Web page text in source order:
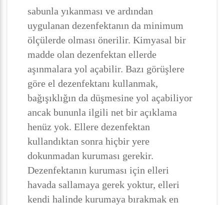
sabunla yıkanması ve ardından
uygulanan dezenfektanın da minimum
ölçülerde olması önerilir. Kimyasal bir
madde olan dezenfektan ellerde
aşınmalara yol açabilir. Bazı görüşlere
göre el dezenfektanı kullanmak,
bağışıklığın da düşmesine yol açabiliyor
ancak bununla ilgili net bir açıklama
henüz yok. Ellere dezenfektan
kullandıktan sonra hiçbir yere
dokunmadan kuruması gerekir.
Dezenfektanın kuruması için elleri
havada sallamaya gerek yoktur, elleri
kendi halinde kurumaya bırakmak en